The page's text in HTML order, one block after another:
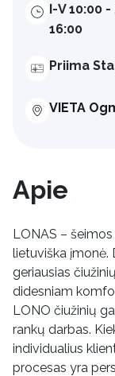
I-V 10:00 -
16:00
Priima
VIETA
Apie
LONAS –
lietuviška įmonė.
geriausias
didesniam
LONO čiužinių
rankų darbas.
individualius
procesas yra